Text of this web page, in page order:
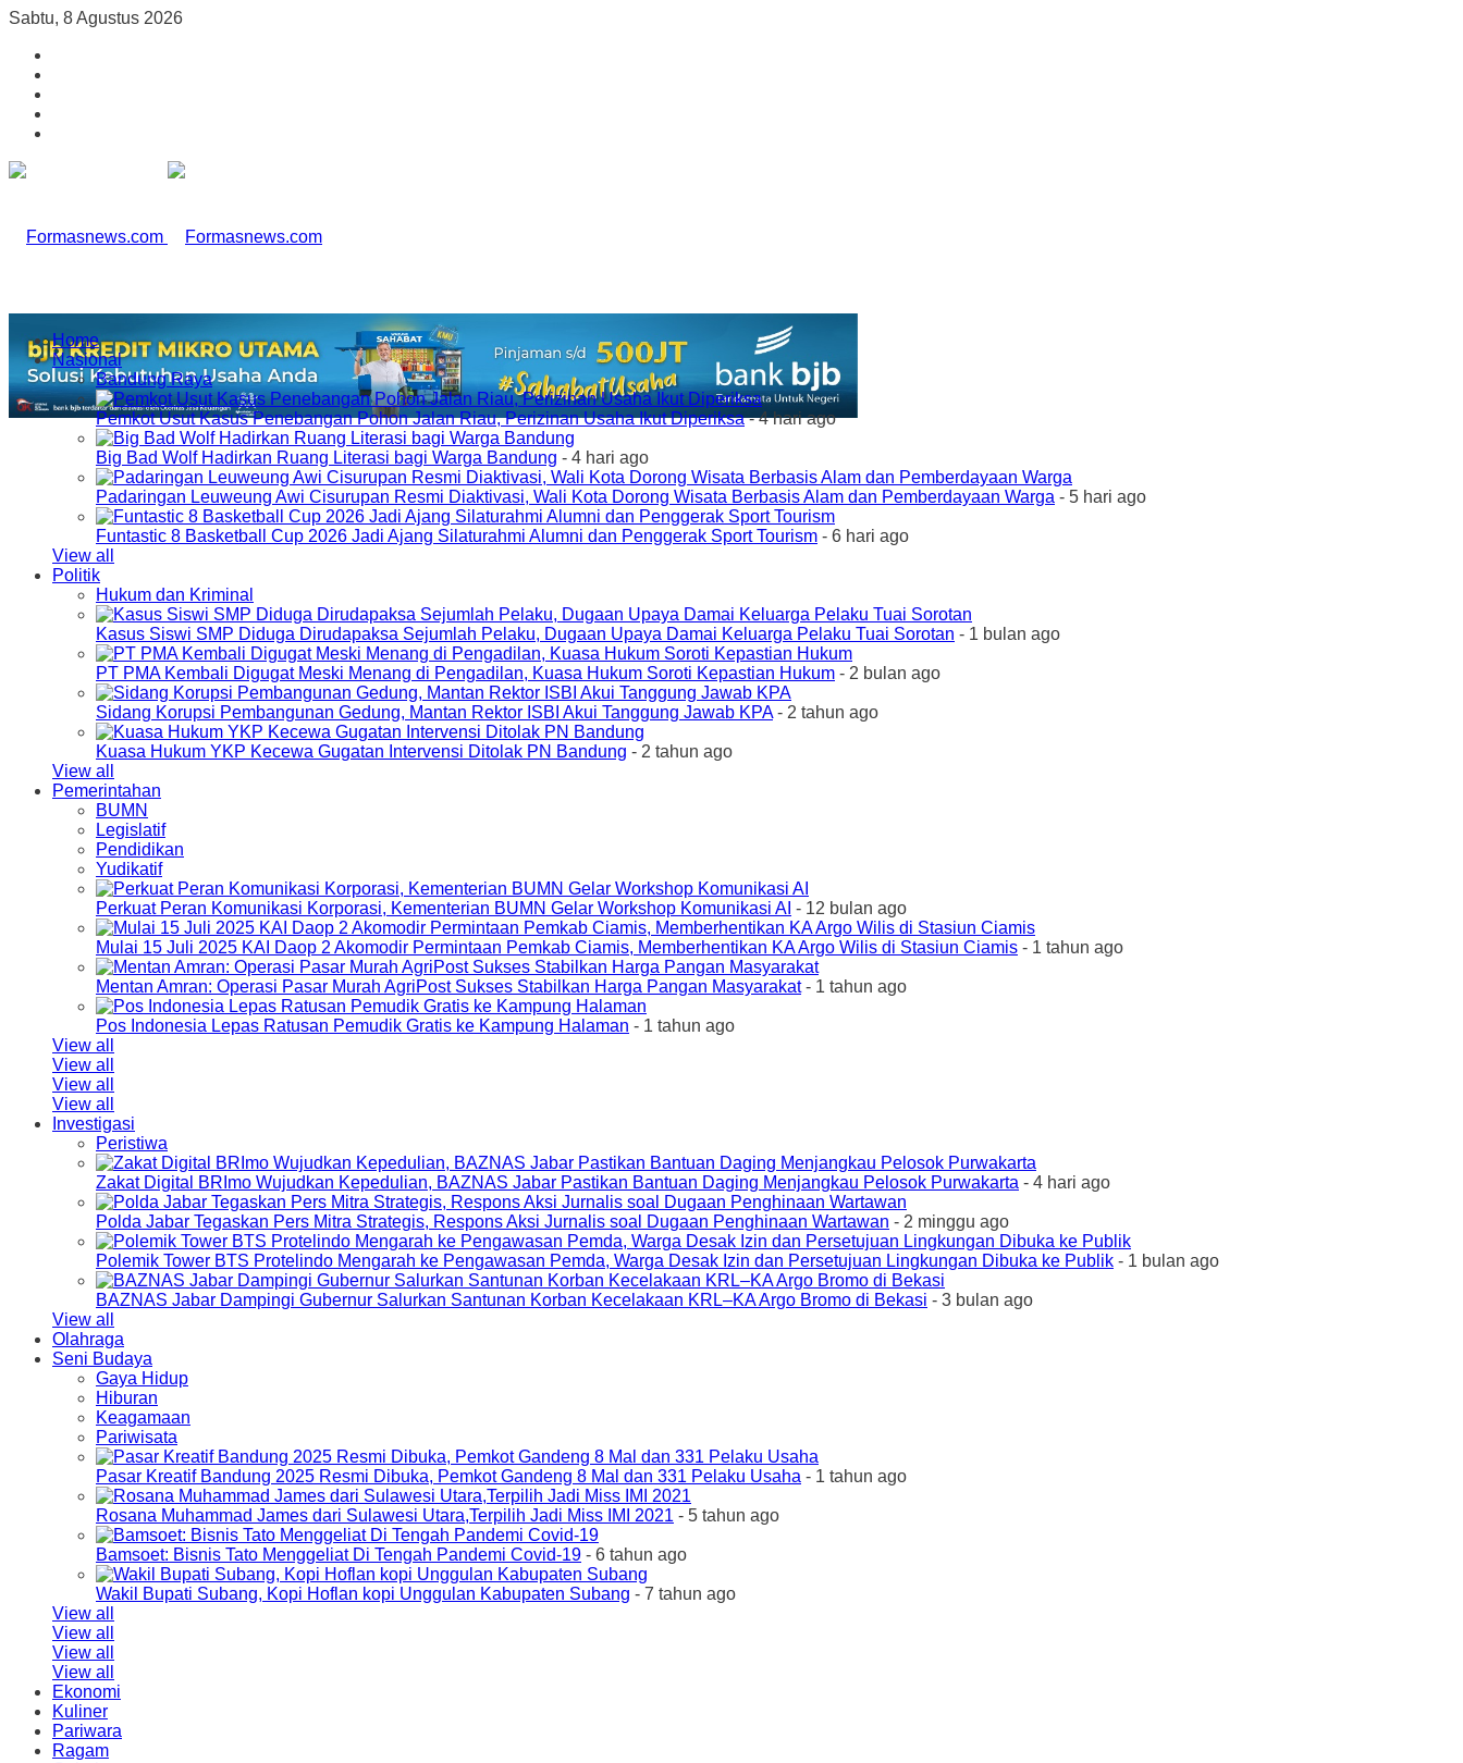
Sabtu, 8 Agustus 2026
Home
Nasional
Bandung Raya
Pemkot Usut Kasus Penebangan Pohon Jalan Riau, Perizinan Usaha Ikut Diperiksa- 4 hari ago
Big Bad Wolf Hadirkan Ruang Literasi bagi Warga Bandung - 4 hari ago
Padaringan Leuweung Awi Cisurupan Resmi Diaktivasi, Wali Kota Dorong Wisata Berbasis Alam dan Pemberdayaan Warga - 5 hari ago
Funtastic 8 Basketball Cup 2026 Jadi Ajang Silaturahmi Alumni dan Penggerak Sport Tourism - 6 hari ago
View all
Politik
Hukum dan Kriminal
Kasus Siswi SMP Diduga Dirudapaksa Sejumlah Pelaku, Dugaan Upaya Damai Keluarga Pelaku Tuai Sorotan - 1 bulan ago
PT PMA Kembali Digugat Meski Menang di Pengadilan, Kuasa Hukum Soroti Kepastian Hukum - 2 bulan ago
Sidang Korupsi Pembangunan Gedung, Mantan Rektor ISBI Akui Tanggung Jawab KPA- 2 tahun ago
Kuasa Hukum YKP Kecewa Gugatan Intervensi Ditolak PN Bandung - 2 tahun ago
View all
Pemerintahan
BUMN
Legislatif
Pendidikan
Yudikatif
Perkuat Peran Komunikasi Korporasi, Kementerian BUMN Gelar Workshop Komunikasi AI - 12 bulan ago
Mulai 15 Juli 2025 KAI Daop 2 Akomodir Permintaan Pemkab Ciamis, Memberhentikan KA Argo Wilis di Stasiun Ciamis - 1 tahun ago
Mentan Amran: Operasi Pasar Murah AgriPost Sukses Stabilkan Harga Pangan Masyarakat- 1 tahun ago
Pos Indonesia Lepas Ratusan Pemudik Gratis ke Kampung Halaman - 1 tahun ago
View all
View all
View all
View all
Investigasi
Peristiwa
Zakat Digital BRImo Wujudkan Kepedulian, BAZNAS Jabar Pastikan Bantuan Daging Menjangkau Pelosok Purwakarta - 4 hari ago
Polda Jabar Tegaskan Pers Mitra Strategis, Respons Aksi Jurnalis soal Dugaan Penghinaan Wartawan - 2 minggu ago
Polemik Tower BTS Protelindo Mengarah ke Pengawasan Pemda, Warga Desak Izin dan Persetujuan Lingkungan Dibuka ke Publik - 1 bulan ago
BAZNAS Jabar Dampingi Gubernur Salurkan Santunan Korban Kecelakaan KRL–KA Argo Bromo di Bekasi - 3 bulan ago
View all
Olahraga
Seni Budaya
Gaya Hidup
Hiburan
Keagamaan
Pariwisata
Pasar Kreatif Bandung 2025 Resmi Dibuka, Pemkot Gandeng 8 Mal dan 331 Pelaku Usaha - 1 tahun ago
Rosana Muhammad James dari Sulawesi Utara,Terpilih Jadi Miss IMI 2021 - 5 tahun ago
Bamsoet: Bisnis Tato Menggeliat Di Tengah Pandemi Covid-19 - 6 tahun ago
Wakil Bupati Subang, Kopi Hoflan kopi Unggulan Kabupaten Subang - 7 tahun ago
View all
View all
View all
View all
Ekonomi
Kuliner
Pariwara
Ragam